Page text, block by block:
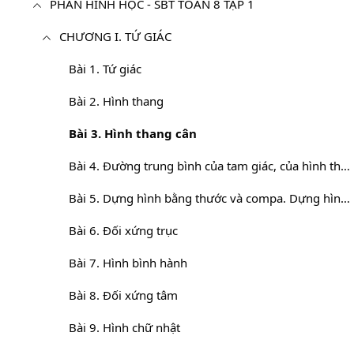
PHẦN HÌNH HỌC - SBT TOÁN 8 TẬP 1
CHƯƠNG I. TỨ GIÁC
Bài 1. Tứ giác
Bài 2. Hình thang
Bài 3. Hình thang cân
Bài 4. Đường trung bình của tam giác, của hình thang
Bài 5. Dựng hình bằng thước và compa. Dựng hình thang
Bài 6. Đối xứng trục
Bài 7. Hình bình hành
Bài 8. Đối xứng tâm
Bài 9. Hình chữ nhật